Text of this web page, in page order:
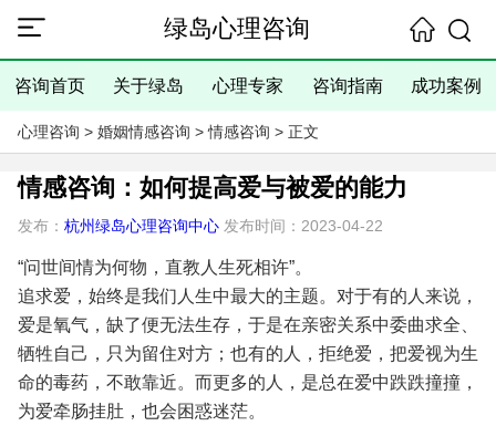
绿岛心理咨询
咨询首页 关于绿岛 心理专家 咨询指南 成功案例
心理咨询 > 婚姻情感咨询 >情感咨询 > 正文
情感咨询：如何提高爱与被爱的能力
发布： 杭州绿岛心理咨询中心发布时间：2023-04-22
“问世间情为何物，直教人生死相许”。
追求爱，始终是我们人生中最大的主题。对于有的人来说，
爱是氧气，缺了便无法生存，于是在亲密关系中委曲求全、
牺牲自己，只为留住对方；也有的人，拒绝爱，把爱视为生
命的毒药，不敢靠近。而更多的人，是总在爱中跌跌撞撞，
为爱牵肠挂肚，也会困惑迷茫。